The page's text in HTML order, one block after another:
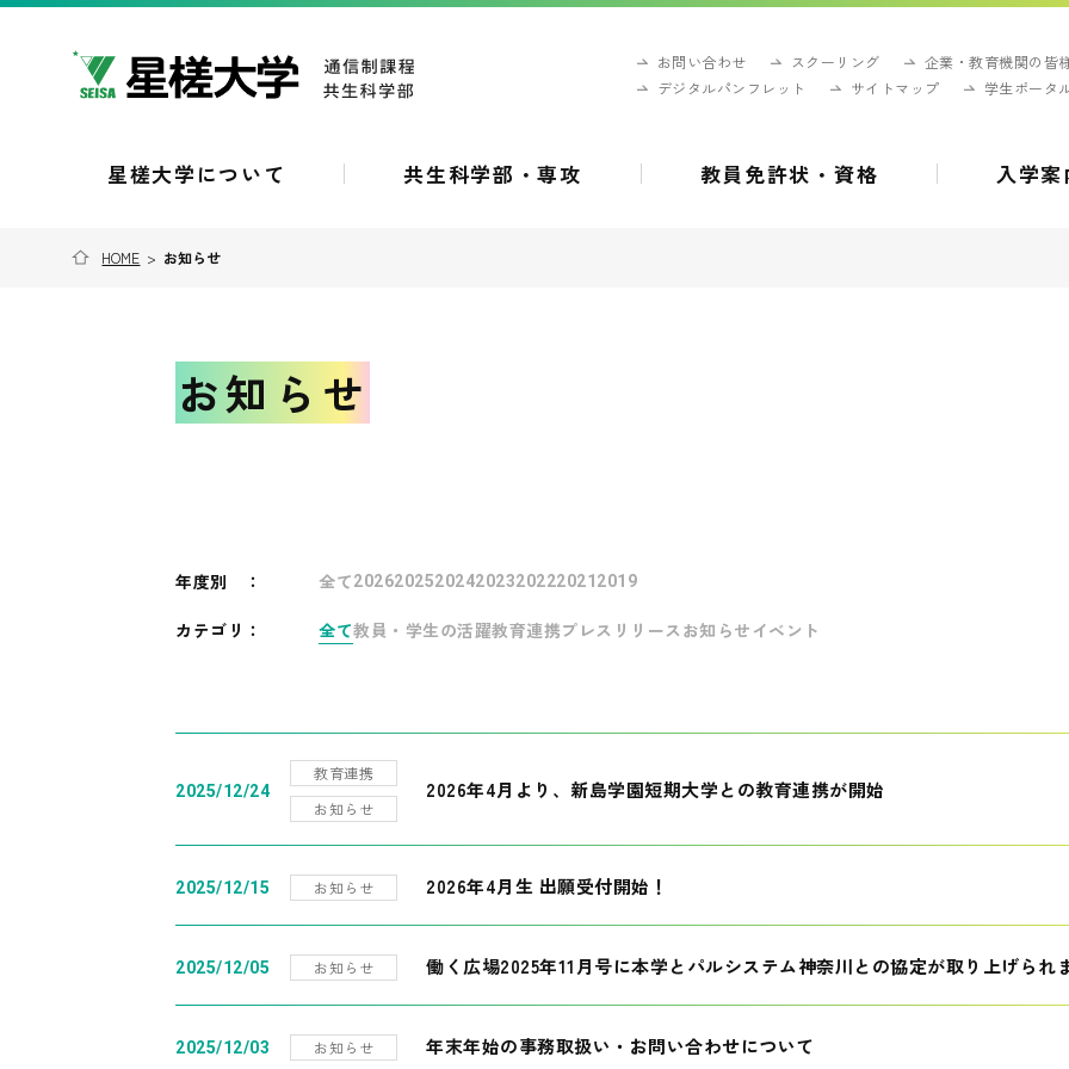
お問い合わせ スクーリング
企業・教育機関の皆
デジタルパンフレット
サイトマップ 学生ポータ
星槎大学について 共生科学部・専攻 教員免許状・資格 入学案
HOME > お知らせ
お知らせ
年度別 ： 全て202620252024202320222021 2019
カテゴリ： 全て教員・学生の活躍教育連携プレスリリース お知らせ イベント
2025/12/24
教育連携
お知らせ
2026年4月より、新島学園短期大学との教育連携が開始
2025/12/15 お知らせ 2026年4月生 出願受付開始！
2025/12/05 お知らせ 働く広場2025年11月号に本学とパルシステム神奈川との協定が取り上げられ
2025/12/03 お知らせ 年末年始の事務取扱い・お問い合わせについて